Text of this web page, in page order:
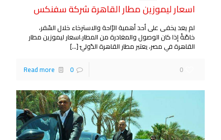
اسعار ليموزين مطار القاهرة شركة سفنكس
لم يعد يخفى على أحد أهمية الرّاحة والاسترخاء خلال السّفر،
خاصّةً إذا كان الوصول والمغادرة من المطار.اسعار ليموزين مطار
القاهرة في مصر، يعتبر مطار القاهرة الدّوليّ[…]
0
0
Read more